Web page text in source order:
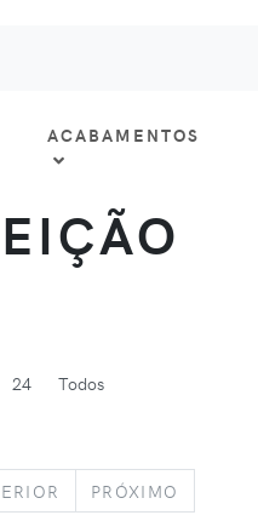
ACABAMENTOS
24 Todos
PREVIOUS
PRÓXIMO